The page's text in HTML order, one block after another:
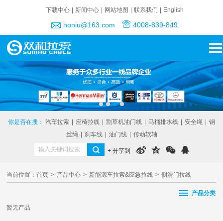
下载中心 新闻中心 网站地图 联系我们 English
honiu@163.com 4008-839-849
你是否在搜： 汽车拉索 座椅拉线 割草机油门线 马桶排水线 安全绳
钢
丝绳
刹车线 油门线 传动软轴
+ 分享到
当前位置：首页 > 产品中心 > 新能源车拉索&应急拉线 > 侧滑门拉线
产品分类
暂无产品